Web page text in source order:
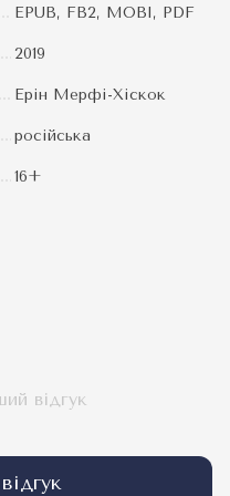
EPUB, FB2, MOBI, PDF
2019
Ерін Мерфі-Хіскок
російська
16+
відгук